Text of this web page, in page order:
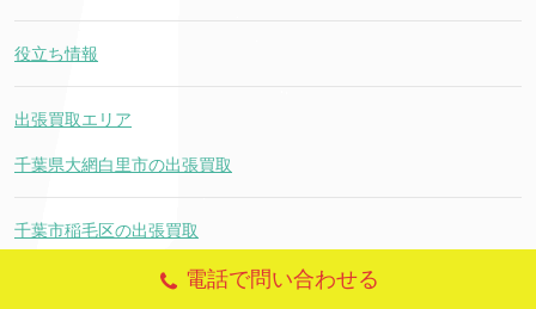
役立ち情報
出張買取エリア
千葉県大網白里市の出張買取
千葉市稲毛区の出張買取
千葉県東金市の出張買取
電話で問い合わせる